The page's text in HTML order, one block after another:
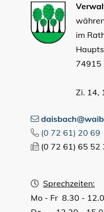
im
74915
Zi. 14,
(0 72 61) 20 69
(0 72 61) 65 52
Sprechzeiten:
Mo - Fr 8.30 -